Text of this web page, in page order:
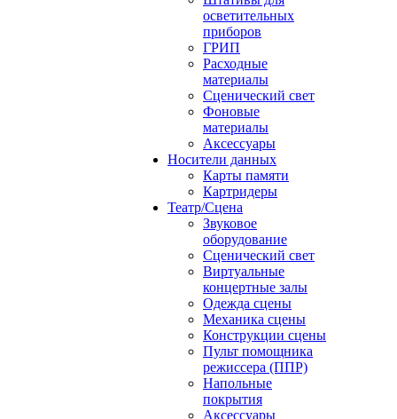
осветительных
приборов
ГРИП
Расходные
материалы
Сценический свет
Фоновые
материалы
Аксессуары
Носители данных
Карты памяти
Картридеры
Театр/Сцена
Звуковое
оборудование
Сценический свет
Виртуальные
концертные залы
Одежда сцены
Механика сцены
Конструкции сцены
Пульт помощника
режиссера (ППР)
Напольные
покрытия
Аксессуары